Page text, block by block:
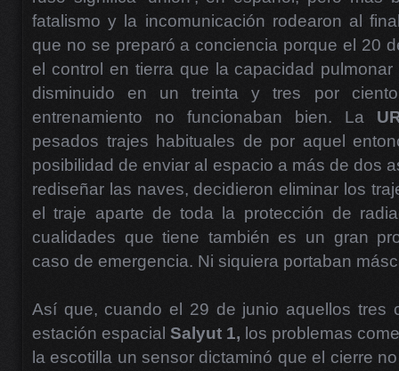
fatalismo y la incomunicación rodearon al
que no se preparó a conciencia porque el 20
el control en tierra que la capacidad
disminuido en un treinta y tres por
entrenamiento no funcionaban bien. La
pesados trajes habituales de por aquel
posibilidad de enviar al espacio a más de dos
rediseñar las naves, decidieron eliminar los
el traje aparte de toda la protección de
cualidades que tiene también es un gran
caso de emergencia. Ni siquiera portaban
Así que, cuando el 29 de junio aquellos tres
estación espacial Salyut 1, los problemas
la escotilla un sensor dictaminó que el cierre